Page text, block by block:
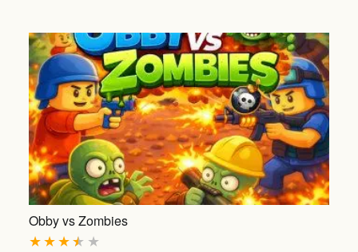
Obby vs Zombies
★
★
★
★
★